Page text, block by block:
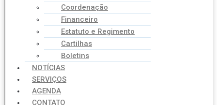
Coordenação
Financeiro
Estatuto e Regimento
Cartilhas
Boletins
NOTÍCIAS
SERVIÇOS
AGENDA
CONTATO